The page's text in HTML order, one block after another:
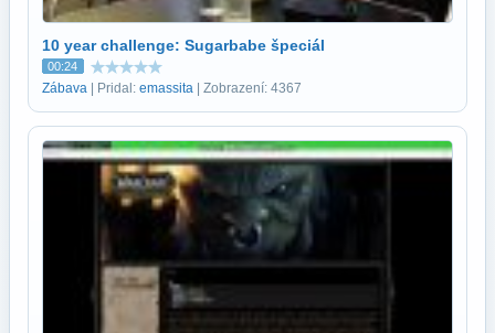
10 year challenge: Sugarbabe špeciál
00:24
Zábava | Pridal: emassita | Zobrazení: 4367